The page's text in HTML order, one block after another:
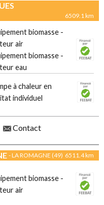
6509.1 km
biomasse -
air
biomasse -
eau
à chaleur en
individuel
Contact
- LA ROMAGNE (49) 6511.4 km
biomasse -
air